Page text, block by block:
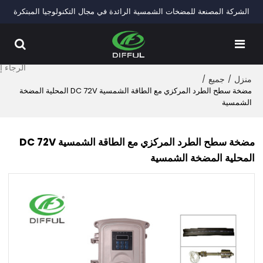
الشركة المصنعة للمضخات الشمسية الرائدة في مجال التكنولوجيا المبتكرة
منزل / جميع /
مضخة سطح الطرد المركزي مع الطاقة الشمسية DC 72V المحلية المضخة
الشمسية
مضخة سطح الطرد المركزي مع الطاقة الشمسية DC 72V
المحلية المضخة الشمسية